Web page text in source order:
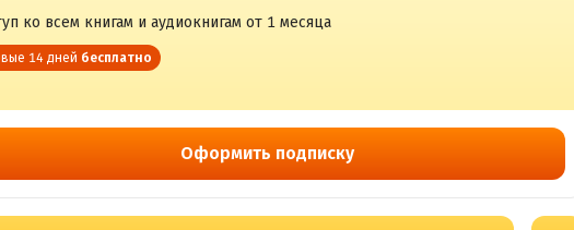
ко всем книгам и аудиокнигам от 1 месяца
14 дней бесплатно
Оформить подписку